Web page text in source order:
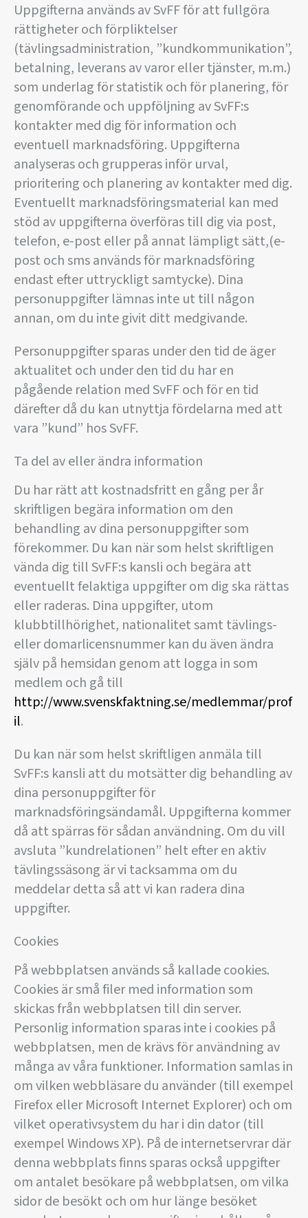
Uppgifterna används av SvFF för att fullgöra
rättigheter och förpliktelser
(tävlingsadministration, ”kundkommunikation”,
betalning, leverans av varor eller tjänster, m.m.)
som underlag för statistik och för planering, för
genomförande och uppföljning av SvFF:s
kontakter med dig för information och
eventuell marknadsföring. Uppgifterna
analyseras och grupperas inför urval,
prioritering och planering av kontakter med dig.
Eventuellt marknadsföringsmaterial kan med
stöd av uppgifterna överföras till dig via post,
telefon, e-post eller på annat lämpligt sätt,(e-
post och sms används för marknadsföring
endast efter uttryckligt samtycke). Dina
personuppgifter lämnas inte ut till någon
annan, om du inte givit ditt medgivande.
Personuppgifter sparas under den tid de äger
aktualitet och under den tid du har en
pågående relation med SvFF och för en tid
därefter då du kan utnyttja fördelarna med att
vara ”kund” hos SvFF.
Ta del av eller ändra information
Du har rätt att kostnadsfritt en gång per år
skriftligen begära information om den
behandling av dina personuppgifter som
förekommer. Du kan när som helst skriftligen
vända dig till SvFF:s kansli och begära att
eventuellt felaktiga uppgifter om dig ska rättas
eller raderas. Dina uppgifter, utom
klubbtillhörighet, nationalitet samt tävlings-
eller domarlicensnummer kan du även ändra
själv på hemsidan genom att logga in som
medlem och gå till
http://www.svenskfaktning.se/medlemmar/prof
il.
Du kan när som helst skriftligen anmäla till
SvFF:s kansli att du motsätter dig behandling av
dina personuppgifter för
marknadsföringsändamål. Uppgifterna kommer
då att spärras för sådan användning. Om du vill
avsluta ”kundrelationen” helt efter en aktiv
tävlingssäsong är vi tacksamma om du
meddelar detta så att vi kan radera dina
uppgifter.
Cookies
På webbplatsen används så kallade cookies.
Cookies är små filer med information som
skickas från webbplatsen till din server.
Personlig information sparas inte i cookies på
webbplatsen, men de krävs för användning av
många av våra funktioner. Information samlas in
om vilken webbläsare du använder (till exempel
Firefox eller Microsoft Internet Explorer) och om
vilket operativsystem du har i din dator (till
exempel Windows XP). På de internetservrar där
denna webbplats finns sparas också uppgifter
om antalet besökare på webbplatsen, om vilka
sidor de besökt och om hur länge besöket